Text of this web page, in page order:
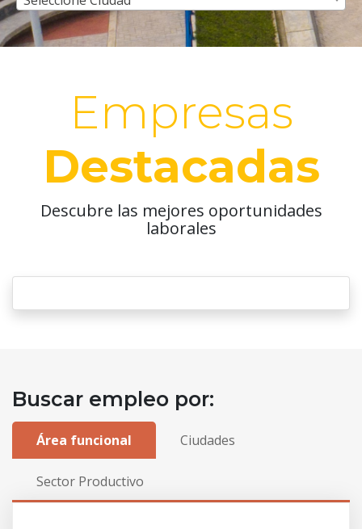
Empresas
Destacadas
Descubre las mejores oportunidades
laborales
Buscar empleo por:
Área funcional Ciudades
Sector Productivo